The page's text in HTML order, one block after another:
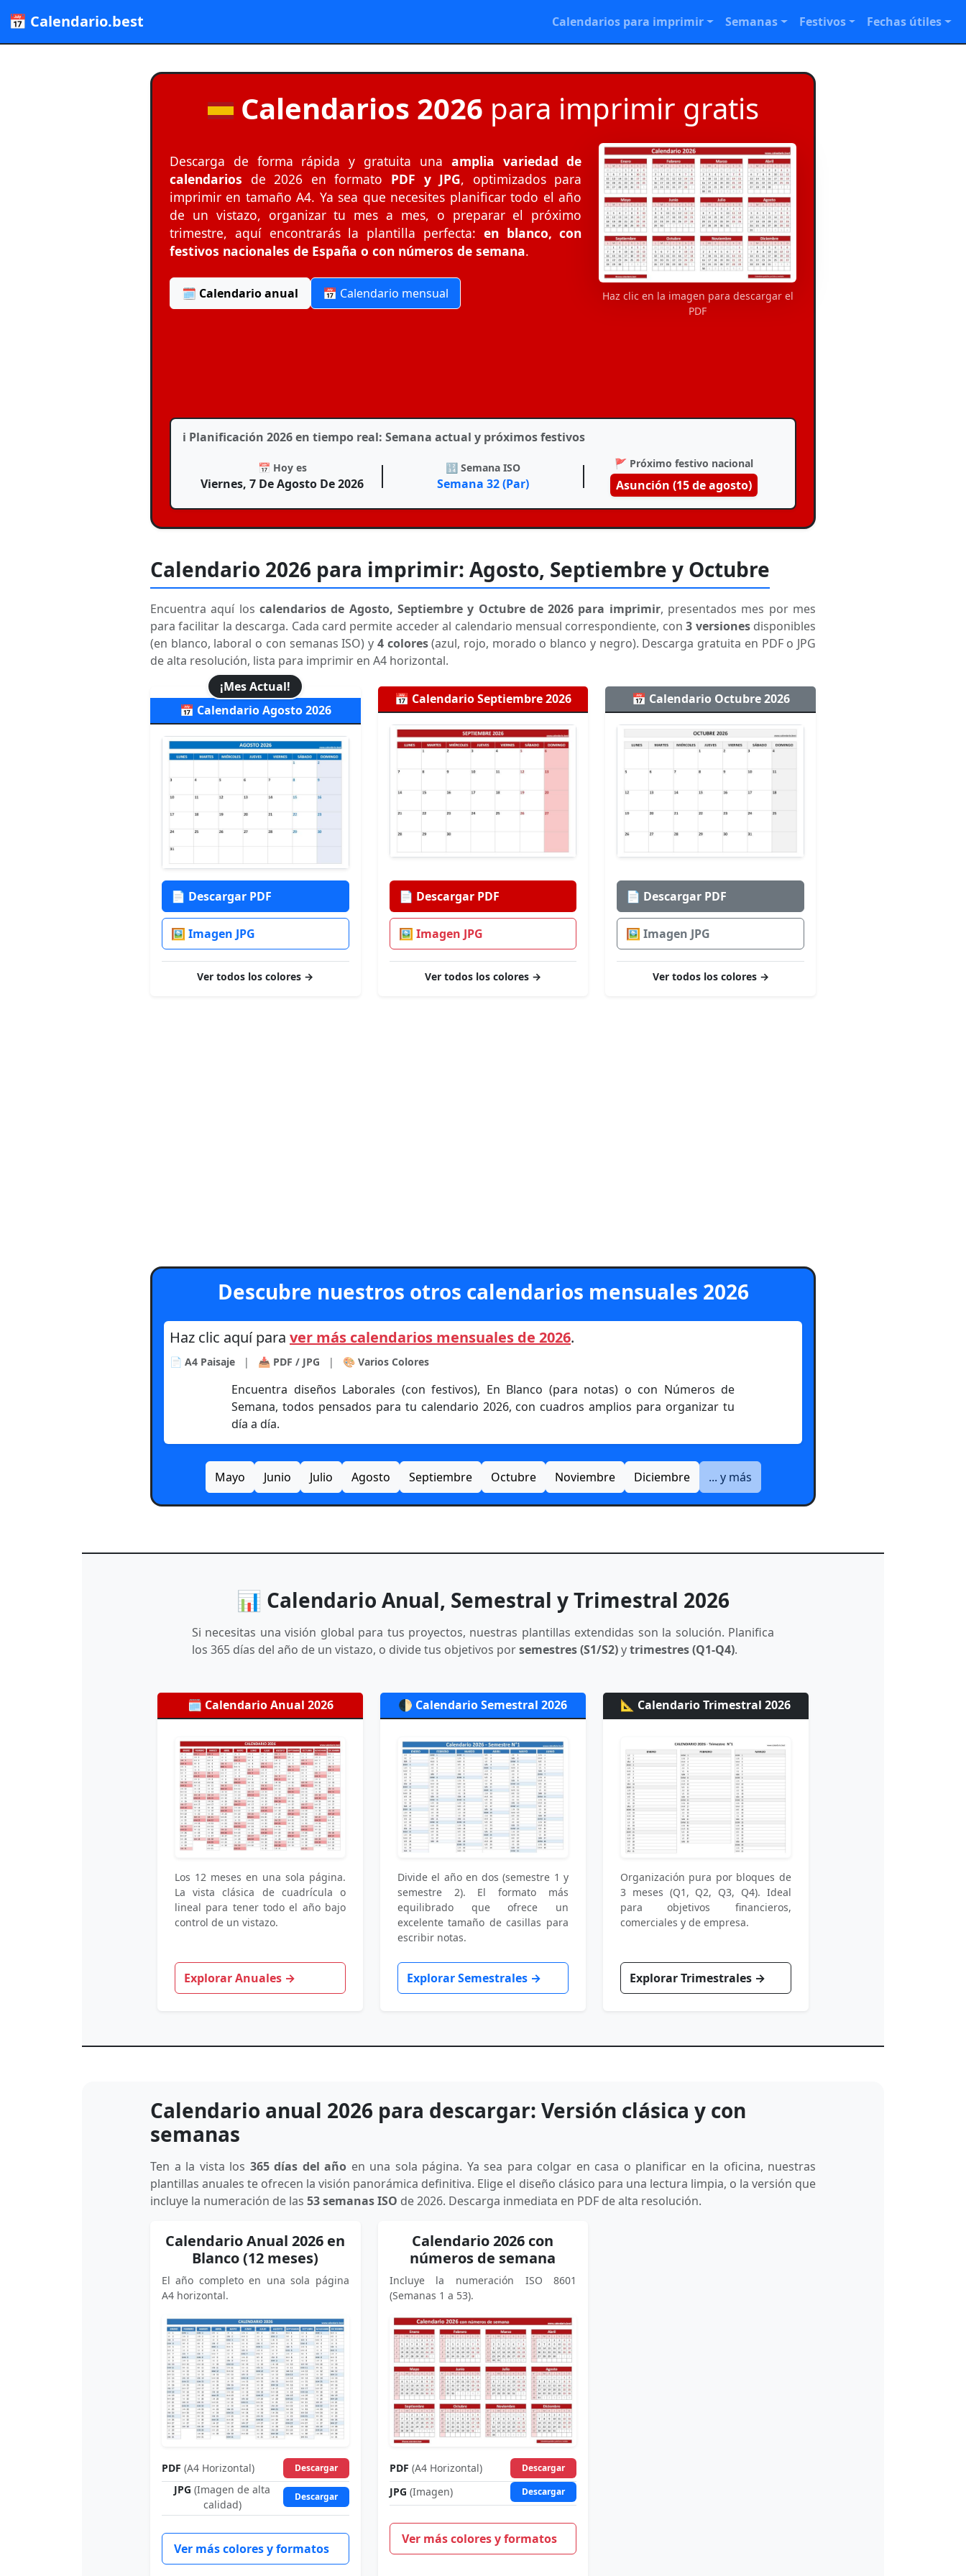
📅 Calendario.best Calendarios para imprimir Semanas Festivos Fechas útiles
Calendarios 2026 para imprimir gratis
Descarga de forma rápida y gratuita una amplia variedad de
calendarios de 2026 en formato PDF y JPG, optimizados para
imprimir en tamaño A4. Ya sea que necesites planificar todo el año
de un vistazo, organizar tu mes a mes, o preparar el próximo
trimestre, aquí encontrarás la plantilla perfecta: en blanco, con
festivos nacionales de España o con números de semana.
🗓️ Calendario anual 📅 Calendario mensual
Haz clic en la imagen para descargar el
PDF
ℹ️ Planificación 2026 en tiempo real: Semana actual y próximos festivos
📅 Hoy es
Viernes, 7 De Agosto De 2026
🔢 Semana ISO
Semana 32 (Par)
🚩 Próximo festivo nacional
Asunción (15 de agosto)
Calendario 2026 para imprimir: Agosto, Septiembre y Octubre
Encuentra aquí los calendarios de Agosto, Septiembre y Octubre de 2026 para imprimir, presentados mes por mes
para facilitar la descarga. Cada card permite acceder al calendario mensual correspondiente, con3 versionesdisponibles
(en blanco, laboral o con semanas ISO) y 4 colores(azul, rojo, morado o blanco y negro). Descarga gratuita en PDF o JPG
de alta resolución, lista para imprimir en A4 horizontal.
¡Mes Actual!
📅 Calendario Agosto 2026
📄 Descargar PDF
🖼️ Imagen JPG
Ver todos los colores →
📅 Calendario Septiembre 2026
📄 Descargar PDF
🖼️ Imagen JPG
Ver todos los colores →
📅 Calendario Octubre 2026
📄 Descargar PDF
🖼️ Imagen JPG
Ver todos los colores →
Descubre nuestros otros calendarios mensuales 2026
Haz clic aquí para ver más calendarios mensuales de 2026.
📄 A4 Paisaje | 📥 PDF / JPG | 🎨 Varios Colores
Encuentra diseños Laborales (con festivos), En Blanco (para notas) o con Números de
Semana, todos pensados para tu calendario 2026, con cuadros amplios para organizar tu
día a día.
Mayo Junio Julio Agosto Septiembre Octubre Noviembre Diciembre ... y más
📊 Calendario Anual, Semestral y Trimestral 2026
Si necesitas una visión global para tus proyectos, nuestras plantillas extendidas son la solución. Planifica
los 365 días del año de un vistazo, o divide tus objetivos porsemestres (S1/S2)ytrimestres (Q1-Q4).
🗓️ Calendario Anual 2026
Los 12 meses en una sola página.
La vista clásica de cuadrícula o
lineal para tener todo el año bajo
control de un vistazo.
Explorar Anuales →
🌓 Calendario Semestral 2026
Divide el año en dos (semestre 1 y
semestre 2). El formato más
equilibrado que ofrece un
excelente tamaño de casillas para
escribir notas.
Explorar Semestrales →
📐 Calendario Trimestral 2026
Organización pura por bloques de
3 meses (Q1, Q2, Q3, Q4). Ideal
para objetivos financieros,
comerciales y de empresa.
Explorar Trimestrales →
Calendario anual 2026 para descargar: Versión clásica y con
semanas
Ten a la vista los 365 días del año en una sola página. Ya sea para colgar en casa o planificar en la oficina, nuestras
plantillas anuales te ofrecen la visión panorámica definitiva. Elige el diseño clásico para una lectura limpia, o la versión que
incluye la numeración de las 53 semanas ISO de 2026. Descarga inmediata en PDF de alta resolución.
Calendario Anual 2026 en
Blanco (12 meses)
El año completo en una sola página
A4 horizontal.
PDF (A4 Horizontal) Descargar
JPG(Imagen de alta
calidad)
Descargar
Ver más colores y formatos
Calendario 2026 con
números de semana
Incluye la numeración ISO 8601
(Semanas 1 a 53).
PDF (A4 Horizontal) Descargar
JPG (Imagen) Descargar
Ver más colores y formatos